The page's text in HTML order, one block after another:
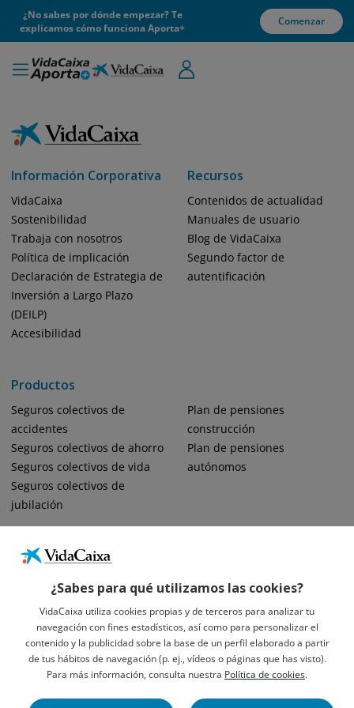
¿Sabes para qué utilizamos las cookies?
VidaCaixa utiliza cookies propias y de terceros para analizar tu
navegación con fines estadísticos, así como para personalizar el
contenido y la publicidad sobre la base de un perfil elaborado a partir
de tus hábitos de navegación (p. ej., vídeos o páginas que has visto).
Para más información, consulta nuestra Política de cookies.
¿No sabes por dónde empezar? Te
explicamos cómo funciona Aporta+
Comenzar
Información Corporativa
VidaCaixa
Sostenibilidad
Trabaja con nosotros
Política de implicación
Declaración de Estrategia de
Inversión a Largo Plazo
(DEILP)
Accesibilidad
Productos
Seguros colectivos de
accidentes
Seguros colectivos de ahorro
Seguros colectivos de vida
Seguros colectivos de
jubilación
Plan de pensiones
construcción
Plan de pensiones
autónomos
Recursos
Contenidos de actualidad
Manuales de usuario
Blog de VidaCaixa
Segundo factor de
autentificación
Informació Legal Sobre VidaCaixa, S.A.
Avís Legal
Privacidad